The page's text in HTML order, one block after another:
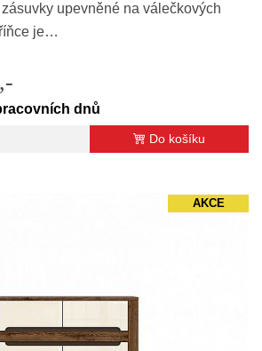
upevněné na válečkových
je…
dnů
Do košíku
AKCE